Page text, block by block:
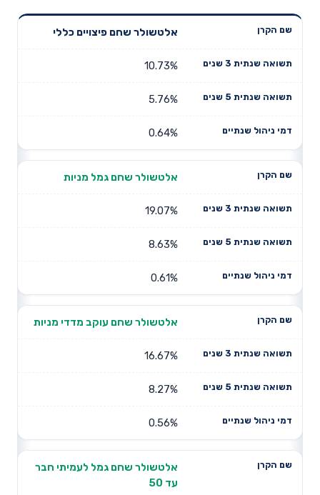
שנים
תשואה
אלטשולר שחם פיצויים כללי
10.73%
5.76%
0.64%
אלטשולר שחם גמל מניות
19.07%
8.63%
0.61%
אלטשולר שחם עוקב מדדי מניות
16.67%
8.27%
0.56%
אלטשולר שחם גמל לעמיתי חבר
עד 50